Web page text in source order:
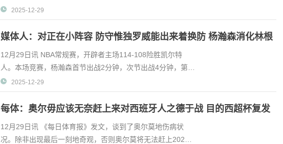
奥说道：“我对自己并
2025-12-29
媒体人：对正在小阵容 防守惟独罗威能出来着换防 杨瀚森消化林根
都得闲居
12月29日讯 NBA常规赛，开辟者主场114-108险胜凯尔特
人。本场竞赛，杨瀚森首节出战2分钟，次节出战4分钟，第三
节再次出战4分钟，合计出战10
2025-12-29
每体：奥尔毋应该无奈赶上来对西班牙人之德于战 目的西超杯复发
12月29日讯 《每日体育报》发文，谈到了奥尔莫地伤病状
况。除非出现最后一刻地奇观，否则奥尔莫将无法赶上2026